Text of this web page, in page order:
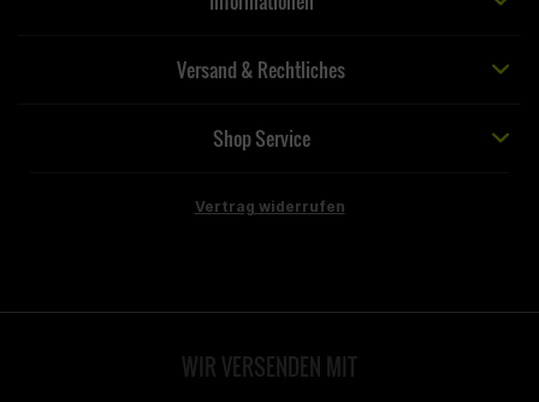
Versand & Rechtliches
Shop Service
Vertrag widerrufen
WIR VERSENDEN MIT